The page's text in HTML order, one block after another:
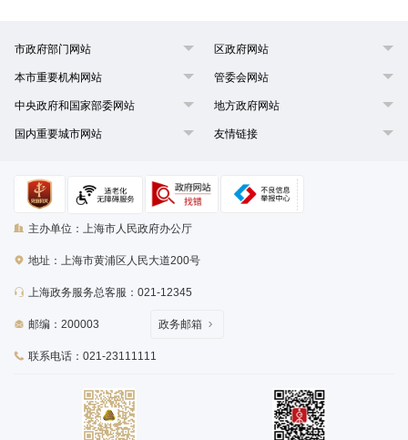
市政府部门网站 区政府网站
本市重要机构网站 管委会网站
中央政府和国家部委网站 地方政府网站
国内重要城市网站 友情链接
主办单位：上海市人民政府办公厅
地址：上海市黄浦区人民大道200号
上海政务服务总客服：021-12345
邮编：200003
联系电话：021-23111111
政务邮箱